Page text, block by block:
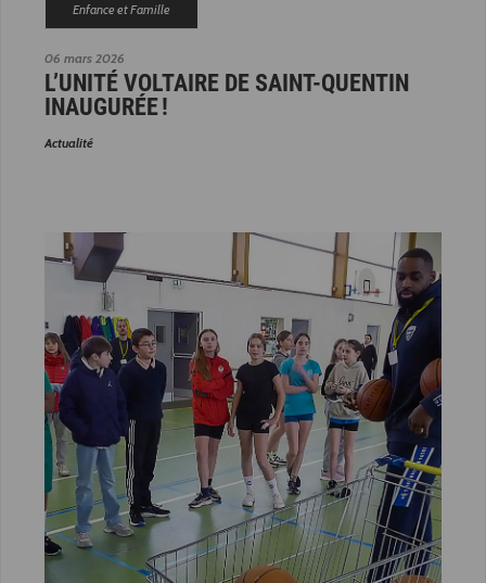
06 mars 2026
Enfance et Famille
L’UNITÉ VOLTAIRE DE SAINT-QUENTIN
INAUGURÉE !
Actualité